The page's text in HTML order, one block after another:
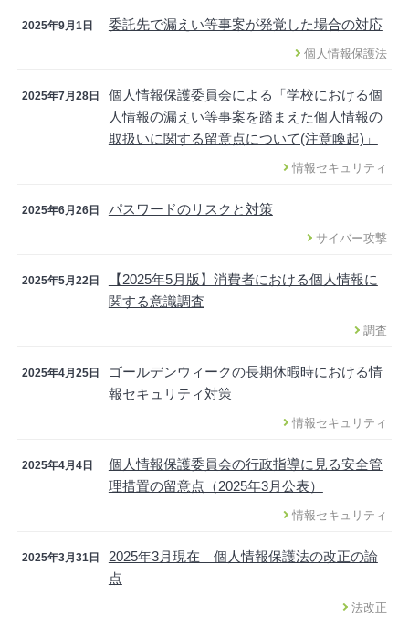
2025年9月1日 委託先で漏えい等事案が発覚した場合の対応
個人情報保護法
2025年7月28日
個人情報保護委員会による「学校における個
人情報の漏えい等事案を踏まえた個人情報の
取扱いに関する留意点について(注意喚起)」
情報セキュリティ
2025年6月26日 パスワードのリスクと対策
サイバー攻撃
2025年5月22日
【2025年5月版】消費者における個人情報に
関する意識調査
調査
2025年4月25日
ゴールデンウィークの長期休暇時における情
報セキュリティ対策
情報セキュリティ
2025年4月4日
個人情報保護委員会の行政指導に見る安全管
理措置の留意点（2025年3月公表）
情報セキュリティ
2025年3月31日
2025年3月現在 個人情報保護法の改正の論
点
法改正